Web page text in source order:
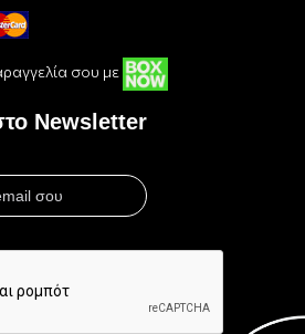
σου με
Newsletter